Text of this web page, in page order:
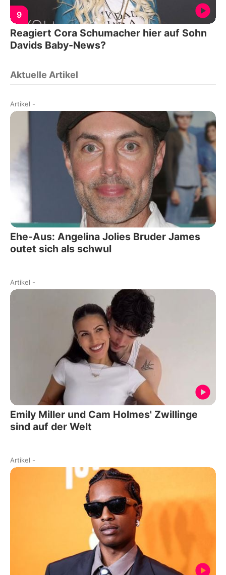
9
Reagiert Cora Schumacher hier auf Sohn
Davids Baby-News?
Aktuelle Artikel
Artikel -
Ehe-Aus: Angelina Jolies Bruder James
outet sich als schwul
Artikel -
Emily Miller und Cam Holmes' Zwillinge
sind auf der Welt
Artikel -